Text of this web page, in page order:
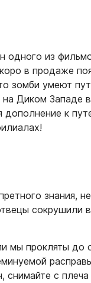
одного из
в продаже
зомби умеют
Диком Западе
к
знания,
сокрушили
мы прокляты до
снимайте с